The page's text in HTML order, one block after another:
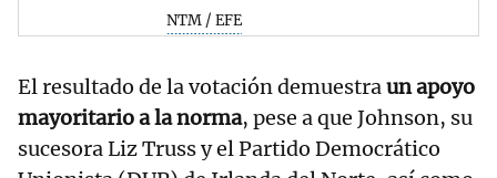
NTM / EFE
El resultado de la votación demuestraun apoyo
mayoritario a la norma, pese a que Johnson, su
sucesora Liz Truss y el Partido Democrático